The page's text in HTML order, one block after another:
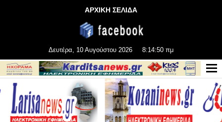
ΑΡΧΙΚΗ ΣΕΛΙΔΑ
Δευτέρα, 10 Αυγούστου 2026 8:14:51 πμ